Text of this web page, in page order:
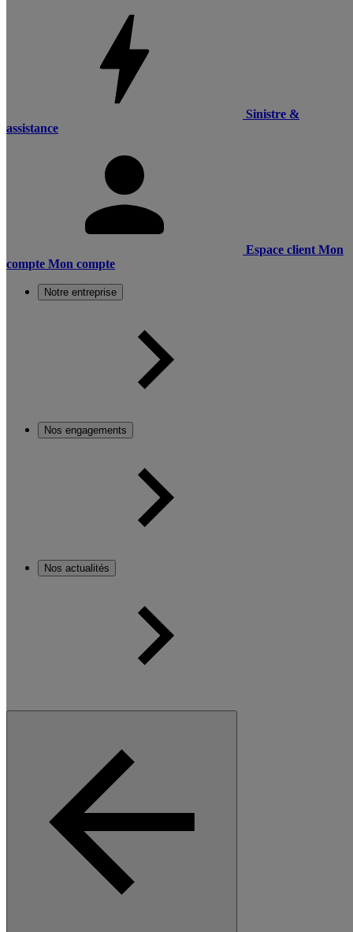
Sinistre &
assistance
Espace client Mon
compte Mon compte
Notre entreprise
Nos engagements
Nos actualités